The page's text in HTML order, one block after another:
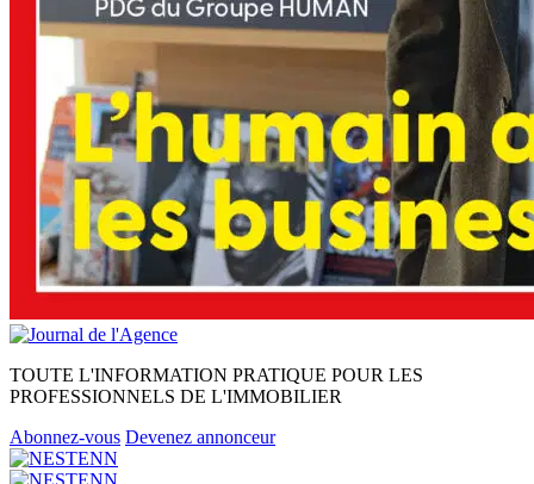
TOUTE L'INFORMATION PRATIQUE POUR LES
PROFESSIONNELS DE L'IMMOBILIER
Abonnez-vous Devenez annonceur